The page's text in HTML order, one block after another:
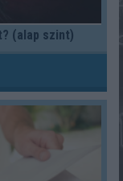
(alap szint)